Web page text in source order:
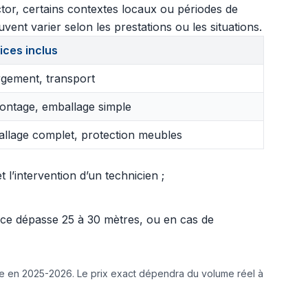
certains contextes locaux ou périodes de
varier selon les prestations ou les situations.
inclus
transport
emballage simple
complet, protection meubles
d’un technicien ;
dépasse 25 à 30 mètres, ou en cas de
en 2025-2026. Le prix exact dépendra du volume réel à